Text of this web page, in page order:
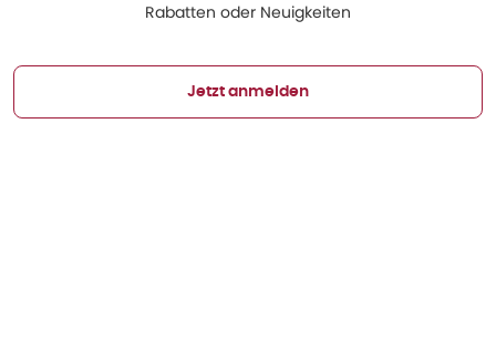
Rabatten oder Neuigkeiten
Jetzt anmelden